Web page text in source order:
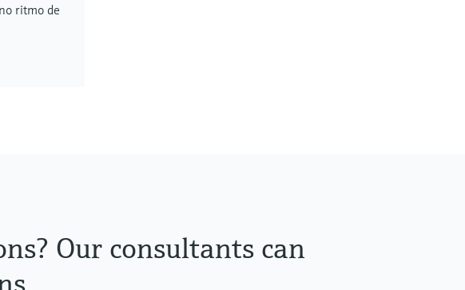
ritmo de
Our consultants can